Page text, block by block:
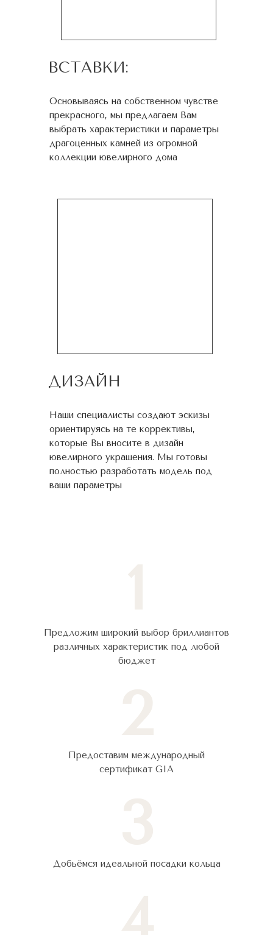
ВСТАВКИ:
Основываясь на собственном чувстве
прекрасного, мы предлагаем Вам
выбрать характеристики и параметры
драгоценных камней из огромной
коллекции ювелирного дома
ДИЗАЙН
Наши специалисты создают эскизы
ориентируясь на те коррективы,
которые Вы вносите в дизайн
ювелирного украшения. Мы готовы
полностью разработать модель под
ваши параметры
Предложим широкий выбор бриллиантов
различных характеристик под любой
бюджет
Предоставим международный
сертификат GIA
Добьёмся идеальной посадки кольца